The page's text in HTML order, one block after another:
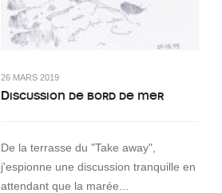
26 MARS 2019
Discussion de bord de mer
De la terrasse du "Take away",
j'espionne une discussion tranquille en
attendant que la marée...